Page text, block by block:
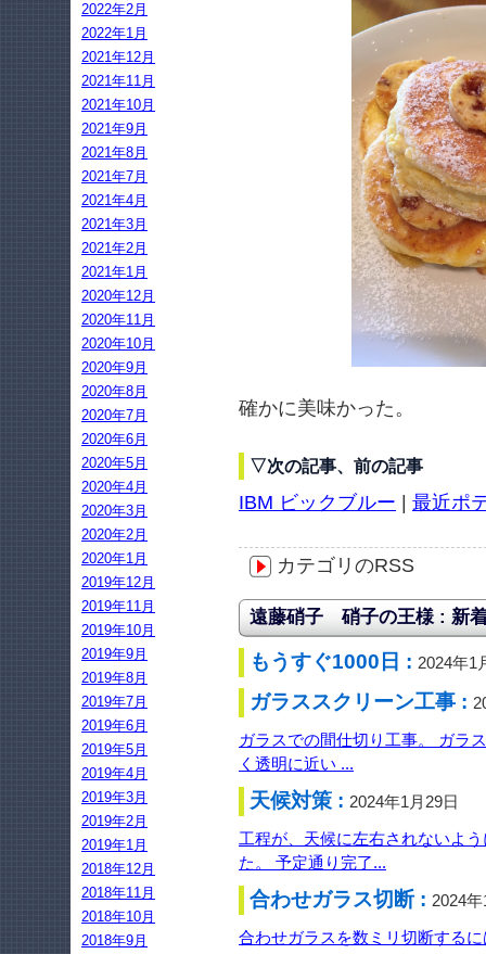
確かに美味かった。
▽次の記事、前の記事
IBM ビックブルー 最近ポ
カテゴリのRSS
遠藤硝子 硝子の王様 : 新
もうすぐ1000日 : 2024年1
ガラススクリーン工事 :
ガラスでの間仕切り工事。 ガラ
く透明に近い ...
天候対策 : 2024年1月29日
工程が、天候に左右されないよ
た。 予定通り完了...
合わせガラス切断 : 2024
合わせガラスを数ミリ切断する
2022年2月
2022年1月
2021年12月
2021年11月
2021年10月
2021年9月
2021年8月
2021年7月
2021年4月
2021年3月
2021年2月
2021年1月
2020年12月
2020年11月
2020年10月
2020年9月
2020年8月
2020年7月
2020年6月
2020年5月
2020年4月
2020年3月
2020年2月
2020年1月
2019年12月
2019年11月
2019年10月
2019年9月
2019年8月
2019年7月
2019年6月
2019年5月
2019年4月
2019年3月
2019年2月
2019年1月
2018年12月
2018年11月
2018年10月
2018年9月